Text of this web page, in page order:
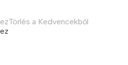
Törlés a Kedvencekből